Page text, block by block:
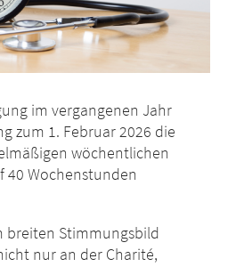
im vergangenen Jahr
zum 1. Februar 2026 die
wöchentlichen
40 Wochenstunden
breiten Stimmungsbild
nur an der Charité,